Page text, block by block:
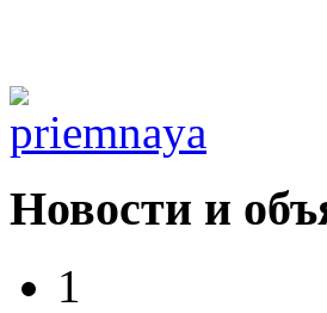
Новости и
1